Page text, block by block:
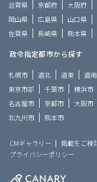
滋賀県
京都府 大阪府
岡山県
広島県 山口県
佐賀県
長崎県 熊本県
政令指定都市から探す
札幌市 道北 道東 道南
東京市部
千葉市 横浜市
名古屋市
京都市 大阪市
北九州市
熊本市
CMギャラリー 掲載をご検
プライバシーポリシー